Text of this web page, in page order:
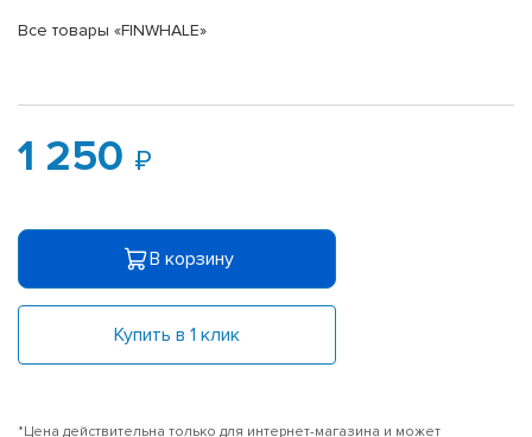
Все товары «FINWHALE»
1 250
В корзину
Купить в 1 клик
*Цена действительна только для интернет-магазина и может